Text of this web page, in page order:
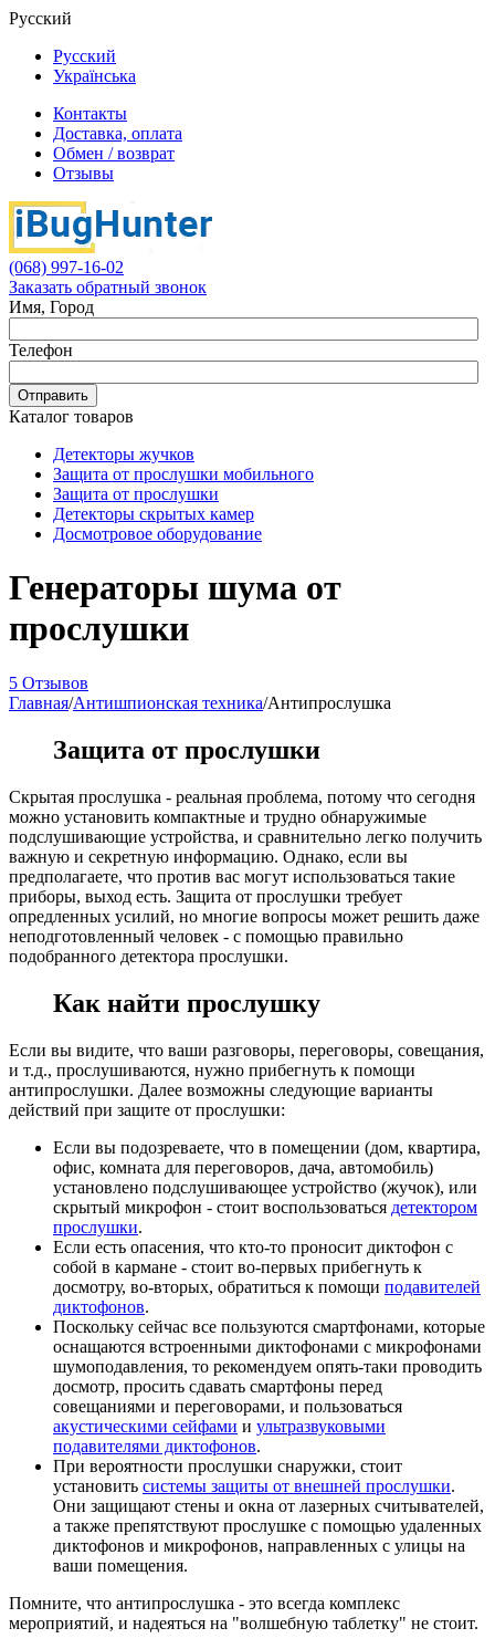
Русский
Русский
Українська
Контакты
Доставка, оплата
Обмен / возврат
Отзывы
(068) 997-16-02
Заказать обратный звонок
Имя, Город
Телефон
Отправить
Каталог товаров
Детекторы жучков
Защита от прослушки мобильного
Защита от прослушки
Детекторы скрытых камер
Досмотровое оборудование
Генераторы шума от
прослушки
5 Отзывов
Главная/Антишпионская техника/Антипрослушка
Защита от прослушки
Скрытая прослушка - реальная проблема, потому что сегодня
можно установить компактные и трудно обнаружимые
подслушивающие устройства, и сравнительно легко получить
важную и секретную информацию. Однако, если вы
предполагаете, что против вас могут использоваться такие
приборы, выход есть. Защита от прослушки требует
опредленных усилий, но многие вопросы может решить даже
неподготовленный человек - с помощью правильно
подобранного детектора прослушки.
Как найти прослушку
Если вы видите, что ваши разговоры, переговоры, совещания,
и т.д., прослушиваются, нужно прибегнуть к помощи
антипрослушки. Далее возможны следующие варианты
действий при защите от прослушки:
Если вы подозреваете, что в помещении (дом, квартира,
офис, комната для переговоров, дача, автомобиль)
установлено подслушивающее устройство (жучок), или
скрытый микрофон - стоит воспользоваться детектором
прослушки.
Если есть опасения, что кто-то проносит диктофон с
собой в кармане - стоит во-первых прибегнуть к
досмотру, во-вторых, обратиться к помощи подавителей
диктофонов.
Поскольку сейчас все пользуются смартфонами, которые
оснащаются встроенными диктофонами с микрофонами
шумоподавления, то рекомендуем опять-таки проводить
досмотр, просить сдавать смартфоны перед
совещаниями и переговорами, и пользоваться
акустическими сейфами и ультразвуковыми
подавителями диктофонов.
При вероятности прослушки снаружки, стоит
установить системы защиты от внешней прослушки.
Они защищают стены и окна от лазерных считывателей,
а также препятствуют прослушке с помощью удаленных
диктофонов и микрофонов, направленных с улицы на
ваши помещения.
Помните, что антипрослушка - это всегда комплекс
мероприятий, и надеяться на "волшебную таблетку" не стоит.